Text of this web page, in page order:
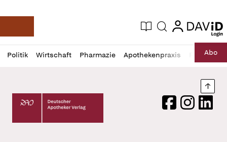
Deutsche Apotheker Zeitung
Aktuelle Ausgabe
Suche login
login
Politik Wirtschaft Pharmazie Apothekenpraxis RechtAbo
Profil
öffnen
Daz
Pur
Deutscher Apotheker Verlag Logo
FacebookInstagram